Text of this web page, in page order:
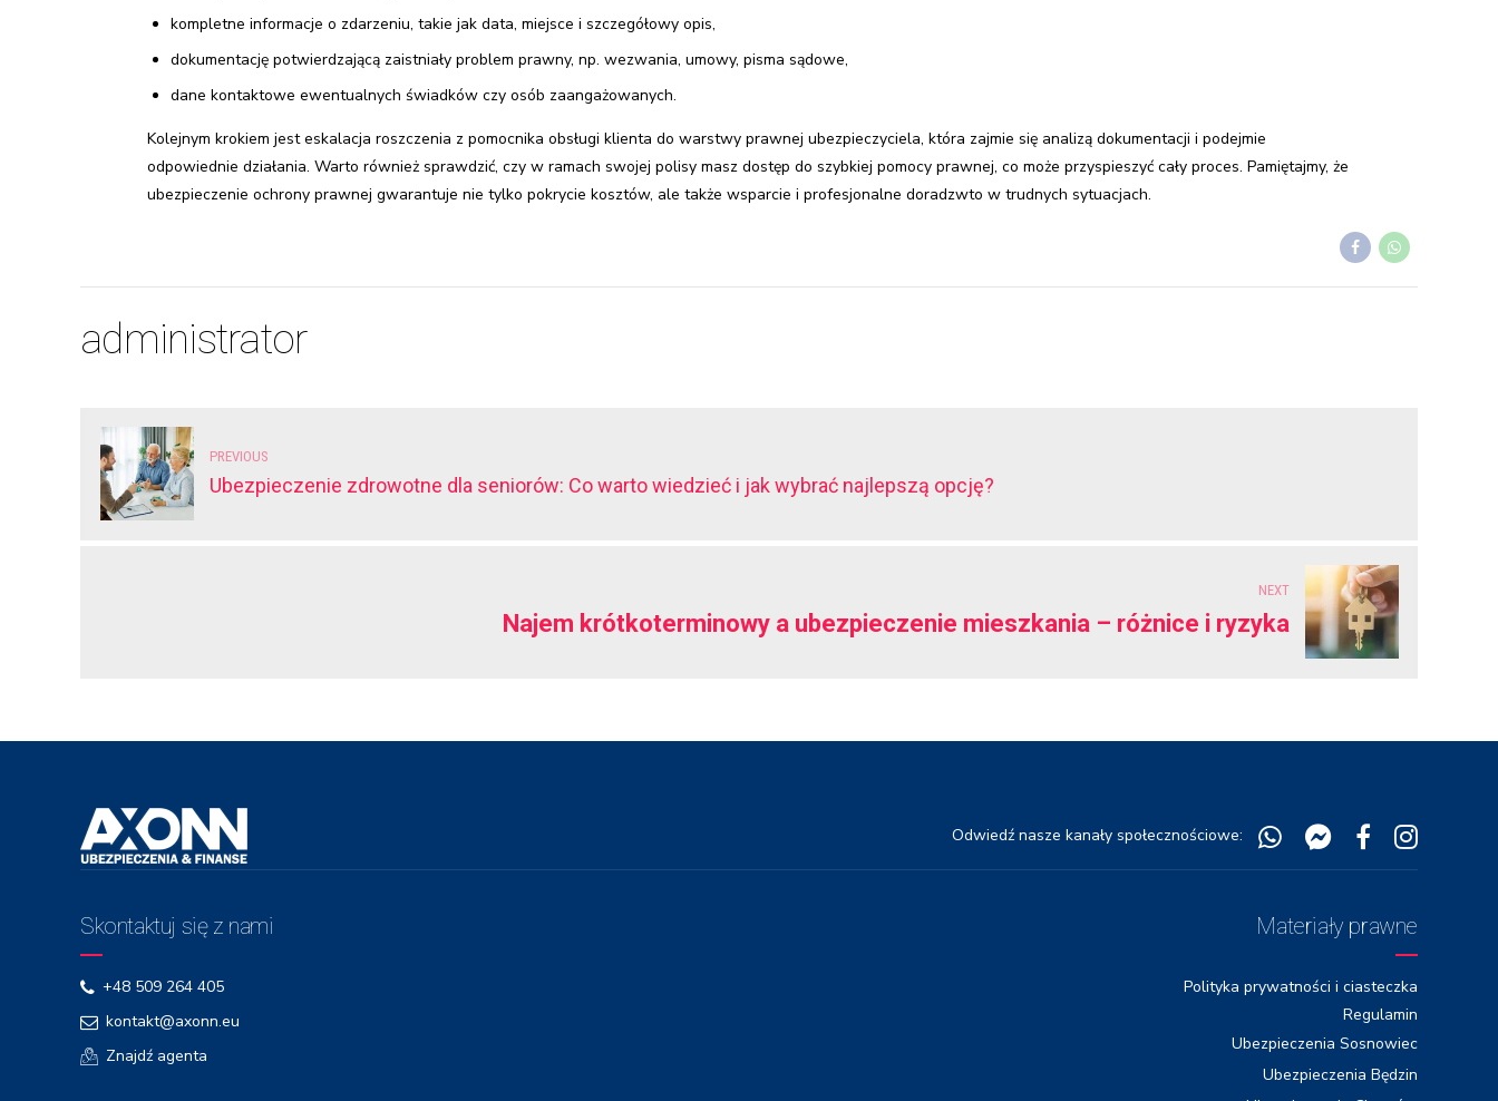
kompletne informacje o zdarzeniu, takie jak data, miejsce i szczegółowy opis,
dokumentację potwierdzającą zaistniały problem prawny, np. wezwania, umowy, pisma sądowe,
dane kontaktowe ewentualnych świadków czy osób zaangażowanych.
Kolejnym krokiem jest eskalacja roszczenia z pomocnika obsługi klienta do warstwy prawnej ubezpieczyciela, która zajmie się analizą dokumentacji i podejmie
odpowiednie działania. Warto również sprawdzić, czy w ramach swojej polisy masz dostęp do szybkiej pomocy prawnej, co może przyspieszyć cały proces. Pamiętajmy, że
ubezpieczenie ochrony prawnej gwarantuje nie tylko pokrycie kosztów, ale także wsparcie i profesjonalne doradzwto w trudnych sytuacjach.
administrator
PREVIOUS
Ubezpieczenie zdrowotne dla seniorów: Co warto wiedzieć i jak wybrać najlepszą opcję?
NEXT
Najem krótkoterminowy a ubezpieczenie mieszkania – różnice i ryzyka
Odwiedź nasze kanały społecznościowe:
Skontaktuj się z nami
+48 509 264 405
kontakt@axonn.eu
Znajdź agenta
Materiały prawne
Polityka prywatności i ciasteczka
Regulamin
Ubezpieczenia Sosnowiec
Ubezpieczenia Będzin